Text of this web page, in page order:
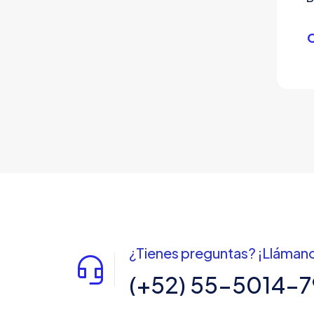
¿Tienes preguntas?
(+52) 55-5014-